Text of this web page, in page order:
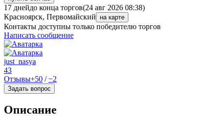
17 днейдо конца торгов(24 авг 2026 08:38)
Красноярск, Первомайский
на карте
Контакты доступны только победителю торгов
Написать сообщение
just_nasya
43
Отзывы+50 /−2
Задать вопрос
Описание